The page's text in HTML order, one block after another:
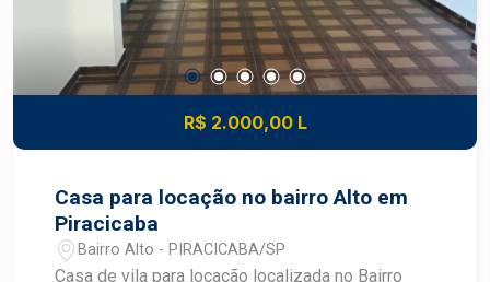
R$ 2.000,00 L
Casa para locação no bairro Alto em
Piracicaba
Bairro Alto - PIRACICABA/SP
Casa de vila para locação localizada no Bairro